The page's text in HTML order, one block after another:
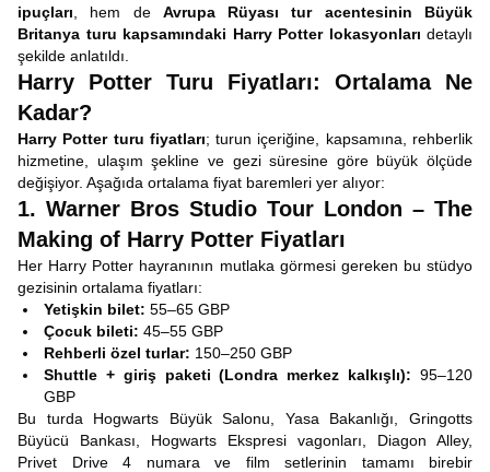
ipuçları , hem de Avrupa Rüyası tur acentesinin Büyük
Britanya turu kapsamındaki Harry Potter lokasyonları detaylı
şekilde anlatıldı.
Harry Potter Turu Fiyatları: Ortalama Ne
Kadar?
Harry Potter turu fiyatları; turun içeriğine, kapsamına, rehberlik
hizmetine, ulaşım şekline ve gezi süresine göre büyük ölçüde
değişiyor. Aşağıda ortalama fiyat baremleri yer alıyor:
1. Warner Bros Studio Tour London – The
Making of Harry Potter Fiyatları
Her Harry Potter hayranının mutlaka görmesi gereken bu stüdyo
gezisinin ortalama fiyatları:
Yetişkin bilet: 55–65 GBP
Çocuk bileti: 45–55 GBP
Rehberli özel turlar: 150–250 GBP
Shuttle + giriş paketi (Londra merkez kalkışlı): 95–120
GBP
Bu turda Hogwarts Büyük Salonu, Yasa Bakanlığı, Gringotts
Büyücü Bankası, Hogwarts Ekspresi vagonları, Diagon Alley,
Privet Drive 4 numara ve film setlerinin tamamı birebir